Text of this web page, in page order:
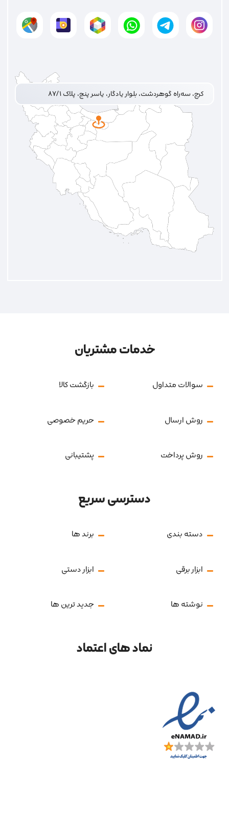
کرج، سه‌راه گوهردشت، بلوار یادگار، یاسر پنج، پلاک ۸۷/۱
خدمات مشتریان
سوالات متداول بازگشت کالا
روش ارسال حریم خصوصی
روش پرداخت پشتیبانی
دسترسی سریع
دسته بندی برند ها
ابزار برقی ابزار دستی
نوشته ها جدید ترین ها
نماد های اعتماد